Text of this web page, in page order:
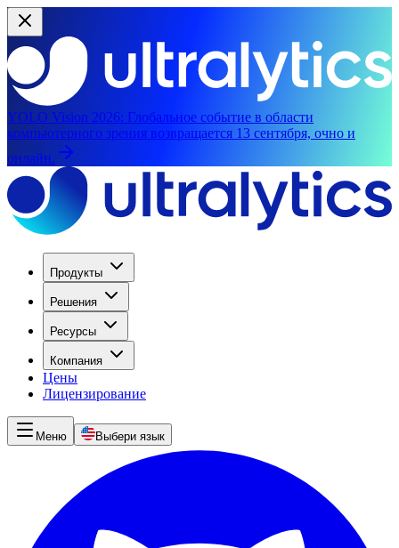
YOLO Vision 2026: Глобальное событие в области
компьютерного зрения возвращается 13 сентября, очно и
онлайн.
Продукты
Решения
Ресурсы
Компания
Цены
Лицензирование
Меню Выбери язык